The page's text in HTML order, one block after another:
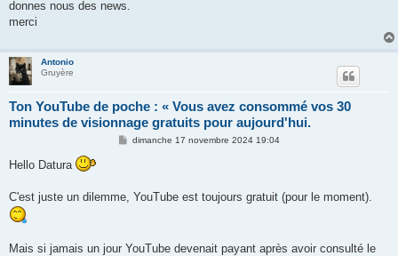
donnes nous des news.
merci
Antonio
Gruyère
Ton YouTube de poche : « Vous avez consommé vos 30
minutes de visionnage gratuits pour aujourd'hui.
M
g
e
dimanche 17 novembre 2024 19:04
Hello Datura
C'est juste un dilemme, YouTube est toujours gratuit (pour le moment).
Mais si jamais un jour YouTube devenait payant après avoir consulté le